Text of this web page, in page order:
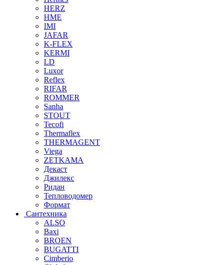
HERZ
HME
IMI
JAFAR
K-FLEX
KERMI
LD
Luxor
Reflex
RIFAR
ROMMER
Sanha
STOUT
Tecofi
Thermaflex
THERMAGENT
Viega
ZETKAMA
Декаст
Джилекс
Ридан
Тепловодомер
Формат
Сантехника
ALSO
Baxi
BROEN
BUGATTI
Cimberio